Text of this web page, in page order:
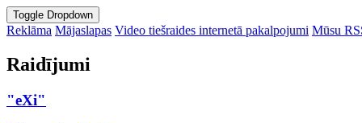
Toggle Dropdown
Reklāma Mājaslapas Video tiešraides internetā pakalpojumi Mūsu
Raidījumi
"eXi"